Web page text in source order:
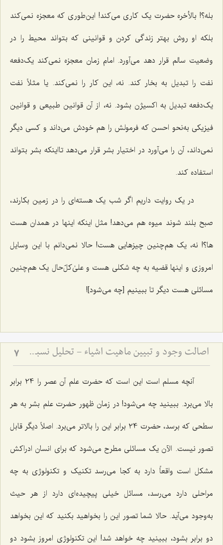
بله؟! بالأخره حضرت یک کاری می‌کند! این‌طوری که معجزه نمی‌کند
بلکه او روش بهتر زندگی کردن و قوانینی که بتواند محیط را در
وضعیت سالم قرار دهد می‌آورد. امام زمان معجزه نمی‌کند یک‌دفعه
نفت را تبدیل به بخار کند. نه، این کار را نمی‌کند. یا مثلاً نفت
یک‌دفعه تبدیل به اکسیژن بشود. نه، از آن قوانین طبیعی و قوانین
فیزیکی به‌نحو احسن که فرمولش را هم خودش می‌داند و کسی دیگر
نمی‌داند، آن را می‌آورد در اختیار بشر قرار می‌دهد تااینکه بشر بتواند
استفاده کند.
در یک روایت داریم اگر شب یک هسته‌ای را در زمین بکارند،
صبح بلند شوند میوه هم می‌دهد! مثل اینکه اینها در همدان هست
ها؟! نه، یک هم‌چنین چیزهایی هست! حالا نمی‌دانم با این وسایل
امروزی و اینها قضیه به چه شکلی هست و علیٰ‌کلّ‌حال یک هم‌چنین
مسائلی هست دیگر تا ببینیم [چه می‌شود]!
اصالت وجود و تبیین ماهیت اشیاء - تحلیل نسبت میان وجود واحد و کثرت ماهیات خارجی 7
آنچه مسلم است این است که حضرت علم آن عصر را 24 برابر
بالا می‌برد. ببینید چه می‌شود! در زمان ظهور حضرت علم بشر به هر
سطحی که برسد، حضرت 24 برابر این را بالاتر می‌برد. اصلاً دیگر قابل
تصور نیست. الآن یک مسائلی مطرح می‌شود که برای انسان ادراکش
مشکل است واقعاً دارد به کجا می‌رسد تکنیک و تکنولوژی به چه
مراحلی دارد می‌رسد، مسائل خیلی پیچیده‌ای دارد از هر حیث
به‌وجود می‌آید. حالا شما تصور این را بخواهید بکنید که این بخواهد
دو برابر بشود، ببینید چه خواهد شد! این تکنولوژی امروز بشود دو